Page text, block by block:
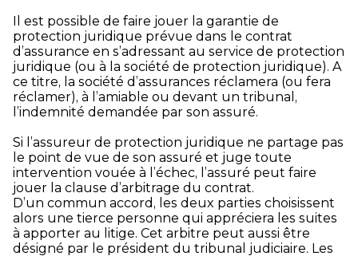
Il est possible de faire jouer la garantie de
protection juridique prévue dans le contrat
d’assurance en s’adressant au service de protection
juridique (ou à la société de protection juridique). A
ce titre, la société d’assurances réclamera (ou fera
réclamer), à l’amiable ou devant un tribunal,
l’indemnité demandée par son assuré.
Si l’assureur de protection juridique ne partage pas
le point de vue de son assuré et juge toute
intervention vouée à l’échec, l’assuré peut faire
jouer la clause d’arbitrage du contrat.
D’un commun accord, les deux parties choisissent
alors une tierce personne qui appréciera les suites
à apporter au litige. Cet arbitre peut aussi être
désigné par le président du tribunal judiciaire. Les